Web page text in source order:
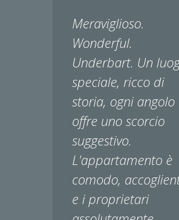
Meraviglioso.
Wonderful.
Underbart. Un
speciale, ricco di
storia, ogni angolo
offre uno scorcio
suggestivo.
L'appartamento è
comodo,
e i proprietari